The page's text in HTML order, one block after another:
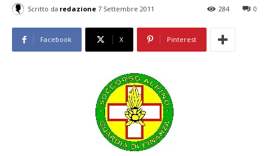
Scritto da redazione 7 Settembre 2011 0
284
Facebook X Pinterest